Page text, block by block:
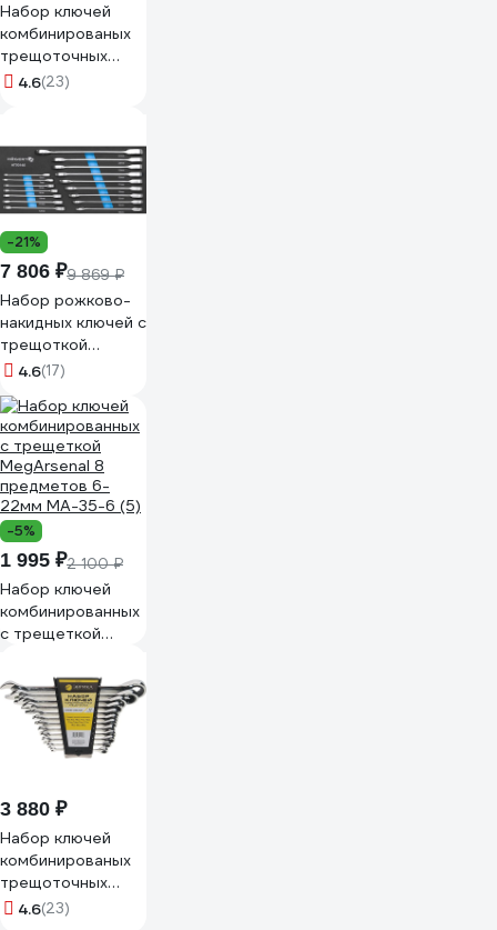
Набор ключей
комбинированых
трещоточных
Эврика 8
4.6(23)
-21%
7 806 ₽9 869 ₽
Набор рожково-
накидных ключей с
трещоткой
HOEGERT
HT1R006-HT1R021
HT7G146
4.6(17)
-5%
1 995 ₽2 100 ₽
Набор ключей
комбинированных
с трещеткой
предметов 6-
22мм MA-35-6 (5)
3 880 ₽
Набор ключей
комбинированых
трещоточных
Эврика 12
4.6(23)